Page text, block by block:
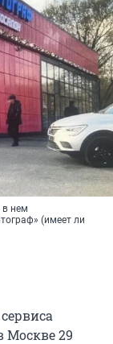
в нем
(имеет ли
Москве 29